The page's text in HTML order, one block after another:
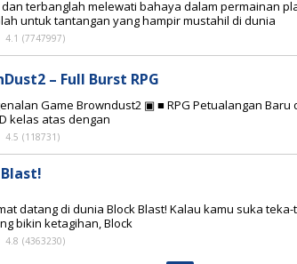
dan terbanglah melewati bahaya dalam permainan
untuk tantangan yang hampir mustahil di dunia
4.1 (7747997)
– Full Burst RPG
Game Browndust2 ▣ ■ RPG Petualangan Baru
kelas atas dengan
4.5 (118731 )
datang di dunia Block Blast! Kalau kamu suka
bikin ketagihan, Block
4.8 (4363230)